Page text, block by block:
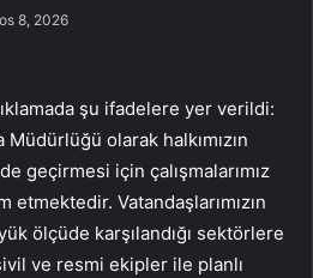
8, 2026
şu ifadelere yer verildi:
olarak halkımızın
geçirmesi için çalışmalarımız
etmektedir. Vatandaşlarımızın
ölçüde karşılandığı sektörlere
ve resmi ekipler ile planlı